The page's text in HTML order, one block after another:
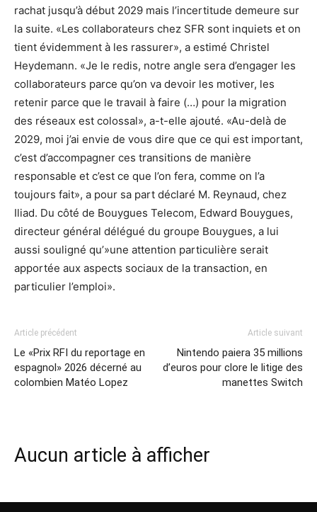
rachat jusqu’à début 2029 mais l’incertitude demeure sur
la suite. «Les collaborateurs chez SFR sont inquiets et on
tient évidemment à les rassurer», a estimé Christel
Heydemann. «Je le redis, notre angle sera d’engager les
collaborateurs parce qu’on va devoir les motiver, les
retenir parce que le travail à faire (…) pour la migration
des réseaux est colossal», a-t-elle ajouté. «Au-delà de
2029, moi j’ai envie de vous dire que ce qui est important,
c’est d’accompagner ces transitions de manière
responsable et c’est ce que l’on fera, comme on l’a
toujours fait», a pour sa part déclaré M. Reynaud, chez
Iliad. Du côté de Bouygues Telecom, Edward Bouygues,
directeur général délégué du groupe Bouygues, a lui
aussi souligné qu’»une attention particulière serait
apportée aux aspects sociaux de la transaction, en
particulier l’emploi».
Article précédent
Le «Prix RFI du reportage en
espagnol» 2026 décerné au
colombien Matéo Lopez
Article suivant
Nintendo paiera 35 millions
d’euros pour clore le litige des
manettes Switch
Aucun article à afficher